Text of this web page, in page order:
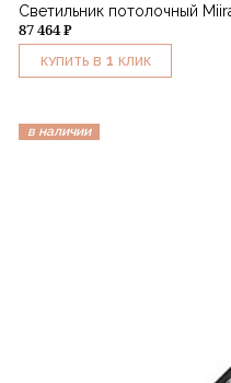
Светильник потолочный
87 464 ₽
КУПИТЬ В 1 КЛИК
в наличии